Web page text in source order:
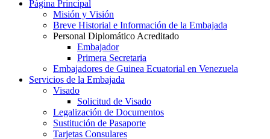
Página Principal
Misión y Visión
Breve Historial e Información de la Embajada
Personal Diplomático Acreditado
Embajador
Primera Secretaria
Embajadores de Guinea Ecuatorial en Venezuela
Servicios de la Embajada
Visado
Solicitud de Visado
Legalización de Documentos
Sustitución de Pasaporte
Tarjetas Consulares